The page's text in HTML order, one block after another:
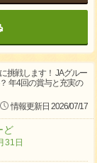
挑戦します！ JAグルー
年4回の賞与と充実の
情報更新日 2026/07/17
ど
31日